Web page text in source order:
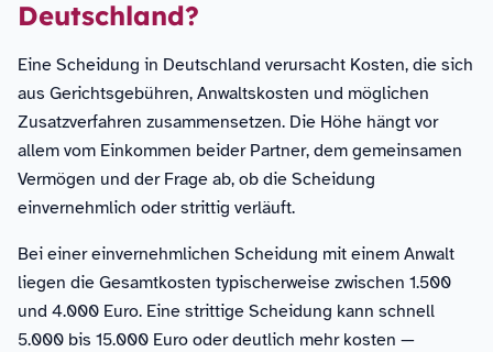
Deutschland?
Eine Scheidung in Deutschland verursacht Kosten, die sich
aus Gerichtsgebühren, Anwaltskosten und möglichen
Zusatzverfahren zusammensetzen. Die Höhe hängt vor
allem vom Einkommen beider Partner, dem gemeinsamen
Vermögen und der Frage ab, ob die Scheidung
einvernehmlich oder strittig verläuft.
Bei einer einvernehmlichen Scheidung mit einem Anwalt
liegen die Gesamtkosten typischerweise zwischen 1.500
und 4.000 Euro. Eine strittige Scheidung kann schnell
5.000 bis 15.000 Euro oder deutlich mehr kosten —